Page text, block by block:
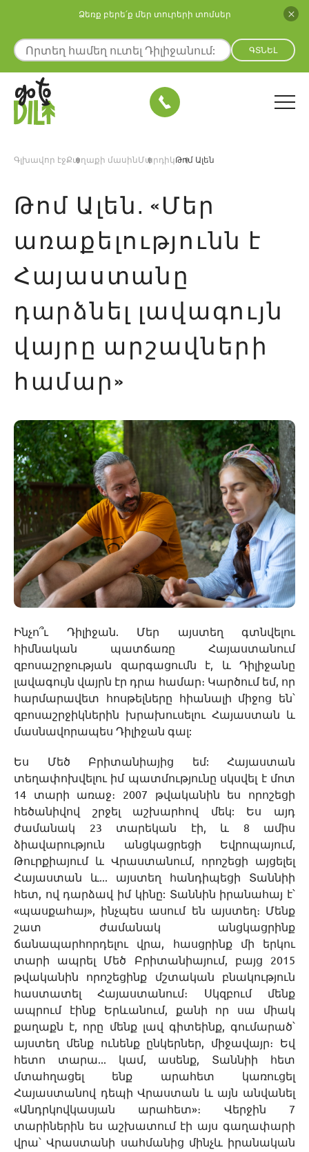
Ձեռք բերե՛ք մեր տուրերի տոմսեր
ԳՏՆԵԼ
Գլխավոր էջՔաղաքի մասինՄարդիկԹոմ Ալեն
Թոմ Ալեն. «Մեր
առաքելությունն է
Հայաստանը
դարձնել լավագույն
վայրը արշավների
համար»
Ինչո՞ւ Դիլիջան. Մեր այստեղ գտնվելու
հիմնական պատճառը Հայաստանում
զբոսաշրջության զարգացումն է, և Դիլիջանը
լավագույն վայրն էր դրա համար։ Կարծում եմ, որ
հարմարավետ հոսթելները հիանալի միջոց են՝
զբոսաշրջիկներին խրախուսելու Հայաստան և
մասնավորապես Դիլիջան գալ:
Ես Մեծ Բրիտանիայից եմ: Հայաստան
տեղափոխվելու իմ պատմությունը սկսվել է մոտ
14 տարի առաջ։ 2007 թվականին ես որոշեցի
հեծանիվով շրջել աշխարհով մեկ: Ես այդ
ժամանակ 23 տարեկան էի, և 8 ամիս
ձիավարություն անցկացրեցի Եվրոպայում,
Թուրքիայում և Վրաստանում, որոշեցի այցելել
Հայաստան և... այստեղ հանդիպեցի Տաննիի
հետ, ով դարձավ իմ կինը: Տաննին իրանահայ է՝
«պասքահայ», ինչպես ասում են այստեղ։ Մենք
շատ ժամանակ անցկացրինք
ճանապարհորդելու վրա, հասցրինք մի երկու
տարի ապրել Մեծ Բրիտանիայում, բայց 2015
թվականին որոշեցինք մշտական բնակություն
հաստատել Հայաստանում։ Սկզբում մենք
ապրում էինք Երևանում, քանի որ սա միակ
քաղաքն է, որը մենք լավ գիտեինք, գումարած՝
այստեղ մենք ունենք ընկերներ, միջավայր։ Եվ
հետո տարա... կամ, ասենք, Տաննիի հետ
մտահղացել ենք արահետ կառուցել
Հայաստանով դեպի Վրաստան և այն անվանել
«Անդրկովկասյան արահետ»։ Վերջին 7
տարիներին ես աշխատում էի այս գաղափարի
վրա՝ Վրաստանի սահմանից մինչև իրանական